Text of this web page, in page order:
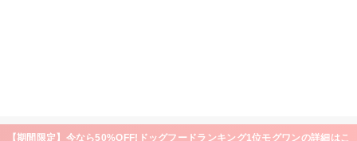
【期間限定】今なら50%OFF!ドッグフードランキング1位モグワンの詳細はこ